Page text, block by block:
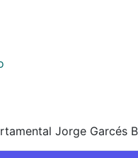
Jorge Garcés